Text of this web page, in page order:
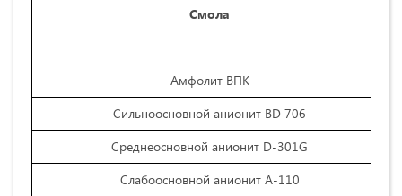
Смола
Амфолит ВПК
Сильноосновной анионит BD 706
Среднеосновной анионит D-301G
Слабоосновной анионит А-110